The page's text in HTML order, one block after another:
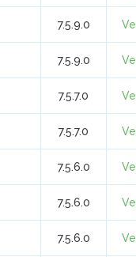
7.5.9.0
7.5.9.0
7.5.7.0
7.5.7.0
7.5.6.0
7.5.6.0
7.5.6.0